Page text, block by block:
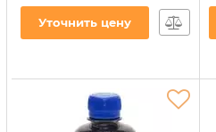
Уточнить цену